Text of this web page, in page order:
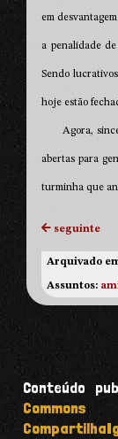
em
a penalidade
Sendo
hoje estão
Agora,
abertas para
turminha que
seguinte
Arquivado
Assuntos:
Conteúdo